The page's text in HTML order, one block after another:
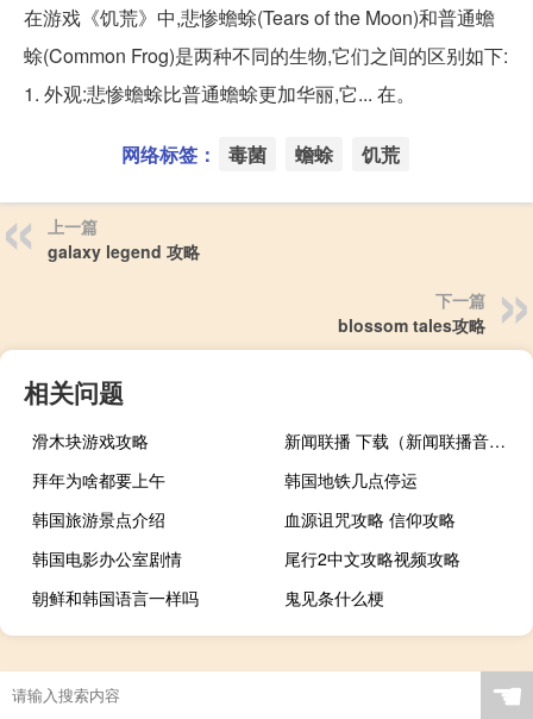
在游戏《饥荒》中,悲惨蟾蜍(Tears of the Moon)和普通蟾
蜍(Common Frog)是两种不同的生物,它们之间的区别如下:
1. 外观:悲惨蟾蜍比普通蟾蜍更加华丽,它... 在。
网络标签： 毒菌 蟾蜍 饥荒
上一篇
galaxy legend 攻略
下一篇
blossom tales攻略
相关问题
滑木块游戏攻略
新闻联播 下载（新闻联播音频下载）
拜年为啥都要上午
韩国地铁几点停运
韩国旅游景点介绍
血源诅咒攻略 信仰攻略
韩国电影办公室剧情
尾行2中文攻略视频攻略
朝鲜和韩国语言一样吗
鬼见条什么梗
☚